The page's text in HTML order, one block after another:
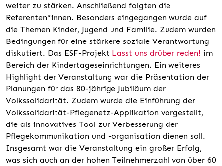
weiter zu stärken. Anschließend folgten die
Referenten*innen. Besonders eingegangen wurde auf
die Themen Kinder, Jugend und Familie. Zudem wurden
Bedingungen für eine stärkere soziale Verantwortung
diskutiert. Das ESF-Projekt Lasst uns drüber reden! im
Bereich der Kindertageseinrichtungen. Ein weiteres
Highlight der Veranstaltung war die Präsentation der
Planungen für das 80-jährige Jubiläum der
Volkssolidarität. Zudem wurde die Einführung der
Volkssolidarität-Pflegenetz-Applikation vorgestellt,
die als innovatives Tool zur Verbesserung der
Pflegekommunikation und -organisation dienen soll.
Insgesamt war die Veranstaltung ein großer Erfolg,
was sich auch an der hohen Teilnehmerzahl von über 60